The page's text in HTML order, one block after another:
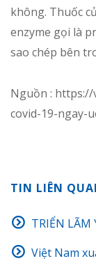
không. Thuốc
enzyme gọi là
sao chép bên
Nguồn :
covid-19-ngay-
TIN LIÊN
TRIỂN LÃM
Việt Nam